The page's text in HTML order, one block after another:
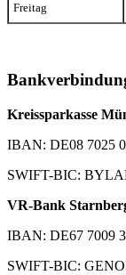
Freitag
Kreissparkasse
IBAN: DE08 7025
SWIFT-BIC:
VR-Bank
IBAN: DE67 7009
SWIFT-BIC: